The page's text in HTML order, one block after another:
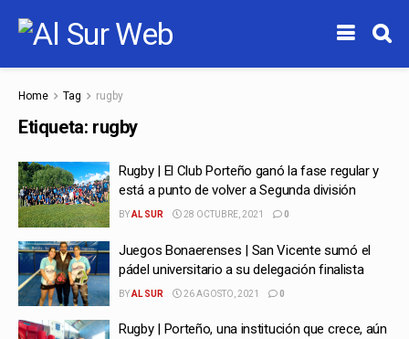
Home Tag rugby
Etiqueta: rugby
Rugby | El Club Porteño ganó la fase regular y
está a punto de volver a Segunda división
BYAL SUR 28 OCTUBRE, 2021 0
Juegos Bonaerenses | San Vicente sumó el
pádel universitario a su delegación finalista
BYAL SUR 26 AGOSTO, 2021 0
Rugby | Porteño, una institución que crece, aún